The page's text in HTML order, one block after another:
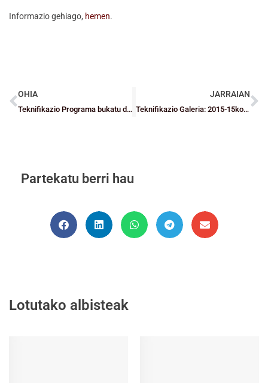
Informazio gehiago, hemen.
OHIA
Teknifikazio Programa bukatu da, datorren denboraldirarte
JARRAIAN
Teknifikazio Galeria: 2015-15ko denboraldiaren azken eguna – Argazki ofiziala
Partekatu berri hau
Lotutako albisteak